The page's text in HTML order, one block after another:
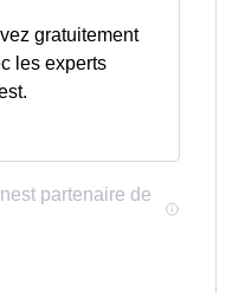
gratuitement
les experts